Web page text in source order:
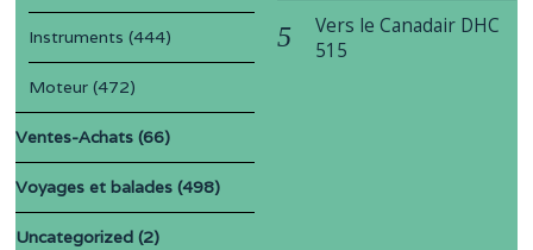
Instruments (444)
Moteur (472)
Ventes-Achats (66)
Voyages et balades (498)
Uncategorized (2)
Vers le Canadair DHC
515